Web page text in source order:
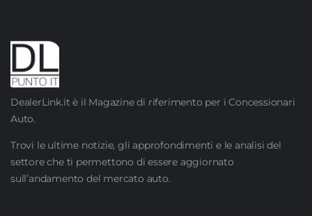
DealerLink.it è il Magazine di riferimento per i Concessionari
Auto.
Trovi le ultime notizie, gli approfondimenti e le analisi del
settore che ti permettono di essere aggiornato
sull’andamento del mercato auto.